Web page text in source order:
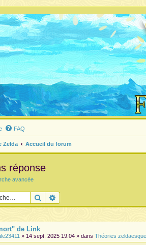
FAQ
Zelda Accueil du forum
réponse
avancée
Rechercher
de Link
» 14 sept. 2025 19:04 » dans Théories